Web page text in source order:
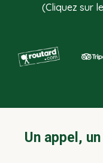
(Cliquez sur
Un appel,